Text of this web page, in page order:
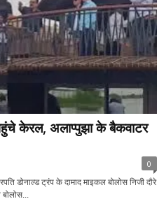
केरल, अलाप्पुझा के बैकवाटर
0
डोनाल्ड ट्रंप के दामाद माइकल बोलोस निजी दौरे